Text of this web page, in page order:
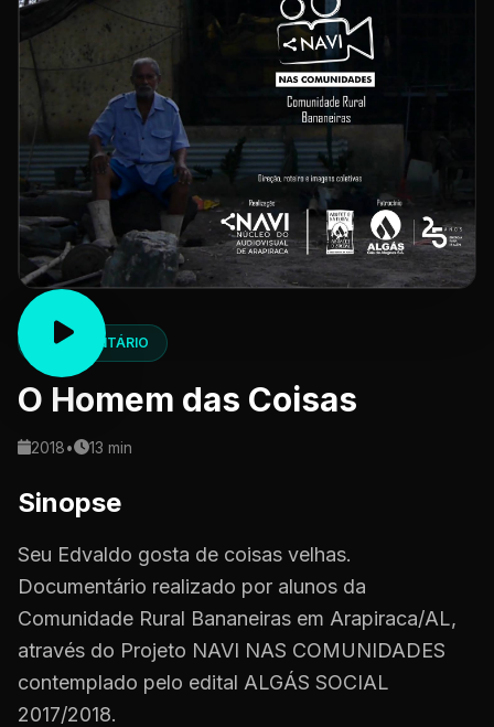
DOCUMENTÁRIO
O Homem das Coisas
2018• 13 min
Sinopse
Seu Edvaldo gosta de coisas velhas.
Documentário realizado por alunos da
Comunidade Rural Bananeiras em Arapiraca/AL,
através do Projeto NAVI NAS COMUNIDADES
contemplado pelo edital ALGÁS SOCIAL
2017/2018.